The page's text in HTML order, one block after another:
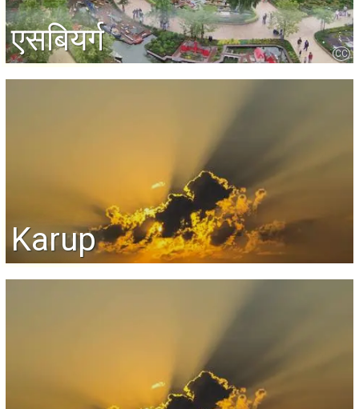
एसबियर्ग CC
Karup